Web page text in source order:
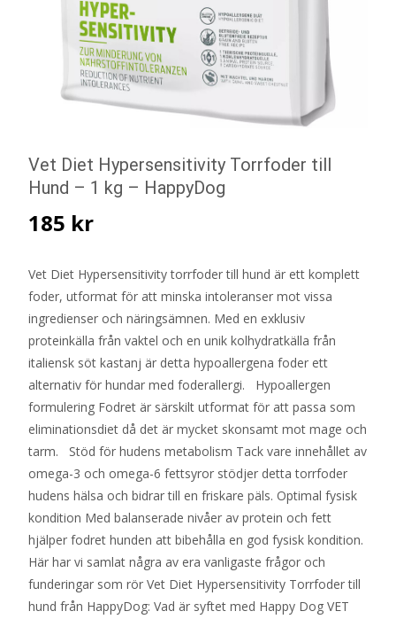
Vet Diet Hypersensitivity Torrfoder till
Hund – 1 kg – HappyDog
185 kr
Vet Diet Hypersensitivity torrfoder till hund är ett komplett
foder, utformat för att minska intoleranser mot vissa
ingredienser och näringsämnen. Med en exklusiv
proteinkälla från vaktel och en unik kolhydratkälla från
italiensk söt kastanj är detta hypoallergena foder ett
alternativ för hundar med foderallergi. Hypoallergen
formulering Fodret är särskilt utformat för att passa som
eliminationsdiet då det är mycket skonsamt mot mage och
tarm. Stöd för hudens metabolism Tack vare innehållet av
omega-3 och omega-6 fettsyror stödjer detta torrfoder
hudens hälsa och bidrar till en friskare päls. Optimal fysisk
kondition Med balanserade nivåer av protein och fett
hjälper fodret hunden att bibehålla en god fysisk kondition.
Här har vi samlat några av era vanligaste frågor och
funderingar som rör Vet Diet Hypersensitivity Torrfoder till
hund från HappyDog: Vad är syftet med Happy Dog VET